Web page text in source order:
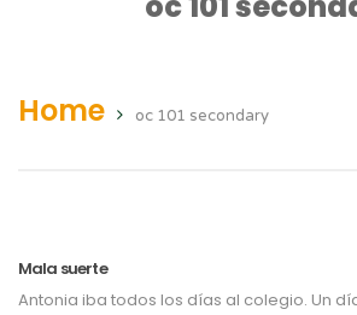
Home oc 101 secondary
Mala suerte
Antonia iba todos los días al colegio. Un